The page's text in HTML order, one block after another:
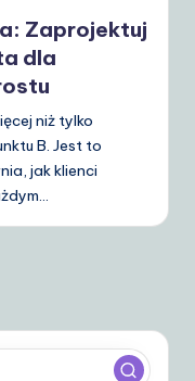
Zaprojektuj
dla
niż tylko
B. Jest to
jak klienci